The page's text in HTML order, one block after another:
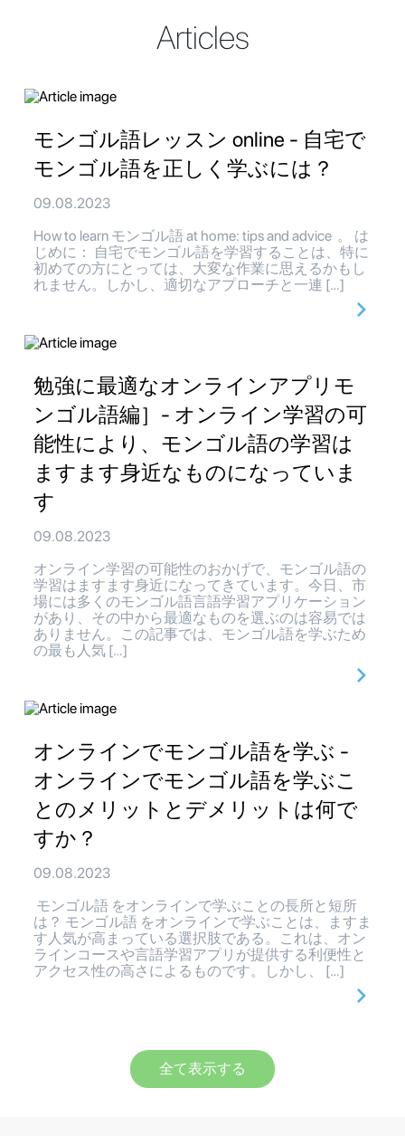
Articles
モンゴル語レッスン online - 自宅で
モンゴル語を正しく学ぶには？
09.08.2023
How to learn モンゴル語 at home: tips and advice 。 は
じめに： 自宅でモンゴル語を学習することは、特に
初めての方にとっては、大変な作業に思えるかもし
れません。しかし、適切なアプローチと一連 […]
勉強に最適なオンラインアプリモ
ンゴル語編］- オンライン学習の可
能性により、モンゴル語の学習は
ますます身近なものになっていま
す
09.08.2023
オンライン学習の可能性のおかげで、モンゴル語の
学習はますます身近になってきています。今日、市
場には多くのモンゴル語言語学習アプリケーション
があり、その中から最適なものを選ぶのは容易では
ありません。この記事では、モンゴル語を学ぶため
の最も人気 […]
オンラインでモンゴル語を学ぶ -
オンラインでモンゴル語を学ぶこ
とのメリットとデメリットは何で
すか？
09.08.2023
モンゴル語 をオンラインで学ぶことの長所と短所
は？ モンゴル語 をオンラインで学ぶことは、ますま
す人気が高まっている選択肢である。これは、オン
ラインコースや言語学習アプリが提供する利便性と
アクセス性の高さによるものです。しかし、 […]
全て表示する